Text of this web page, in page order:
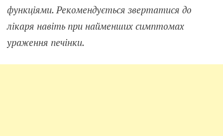
функціями. Рекомендується звертатися до
лікаря навіть при найменших симптомах
ураження печінки.